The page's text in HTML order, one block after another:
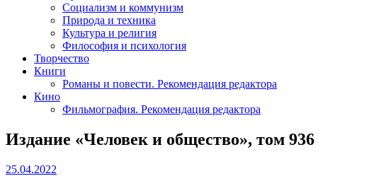
Социализм и коммунизм
Природа и техника
Культура и религия
Философия и психология
Творчество
Книги
Романы и повести. Рекомендация редактора
Кино
Фильмография. Рекомендация редактора
Издание «Человек и общество», том 936
25.04.2022